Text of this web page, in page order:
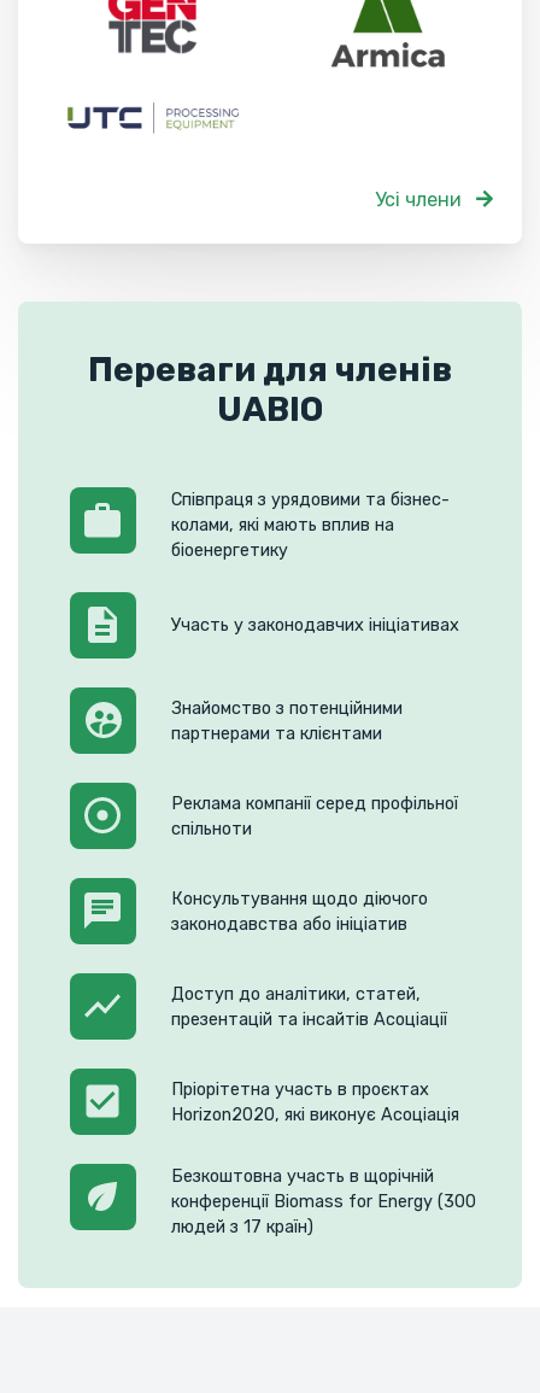
Усі члени
Переваги для членів
UABIO
Співпраця з урядовими та бізнес-
колами, які мають вплив на
біоенергетику
Участь у законодавчих ініціативах
Знайомство з потенційними
партнерами та клієнтами
Реклама компанії серед профільної
спільноти
Консультування щодо діючого
законодавства або ініціатив
Доступ до аналітики, статей,
презентацій та інсайтів Асоціації
Пріорітетна участь в проєктах
Horizon2020, які виконує Асоціація
Безкоштовна участь в щорічній
конференції Biomass for Energy (300
людей з 17 країн)